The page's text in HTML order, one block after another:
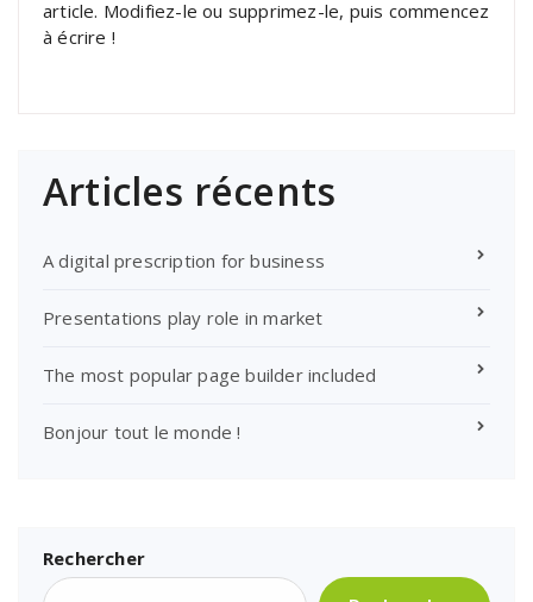
article. Modifiez-le ou supprimez-le, puis commencez
à écrire !
Articles récents
A digital prescription for business
Presentations play role in market
The most popular page builder included
Bonjour tout le monde !
Rechercher